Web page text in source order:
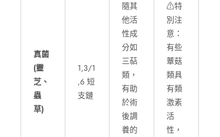
真菌
(靈
芝、
蟲
草)
1,3/1
,6 短
支鏈
隨其
他活
性成
分如
三萜
類，
有助
於術
後調
養的
⚠︎特
別注
意：
有些
蕈菇
類具
有類
激素
活
性，